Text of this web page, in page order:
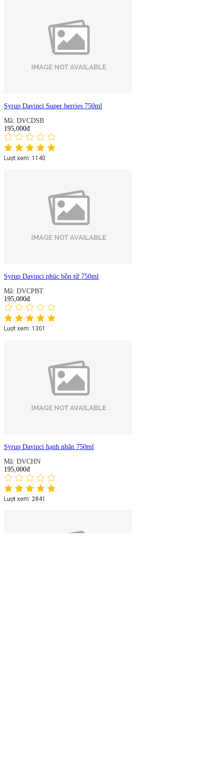
Syrup Davinci Super berries 750ml
Mã: DVCDSB
195,000đ
Lượt xem: 1140
Syrup Davinci phúc bồn tử 750ml
Mã: DVCPBT
195,000đ
Lượt xem: 1301
Syrup Davinci hạnh nhân 750ml
Mã: DVCHN
195,000đ
Lượt xem: 2841